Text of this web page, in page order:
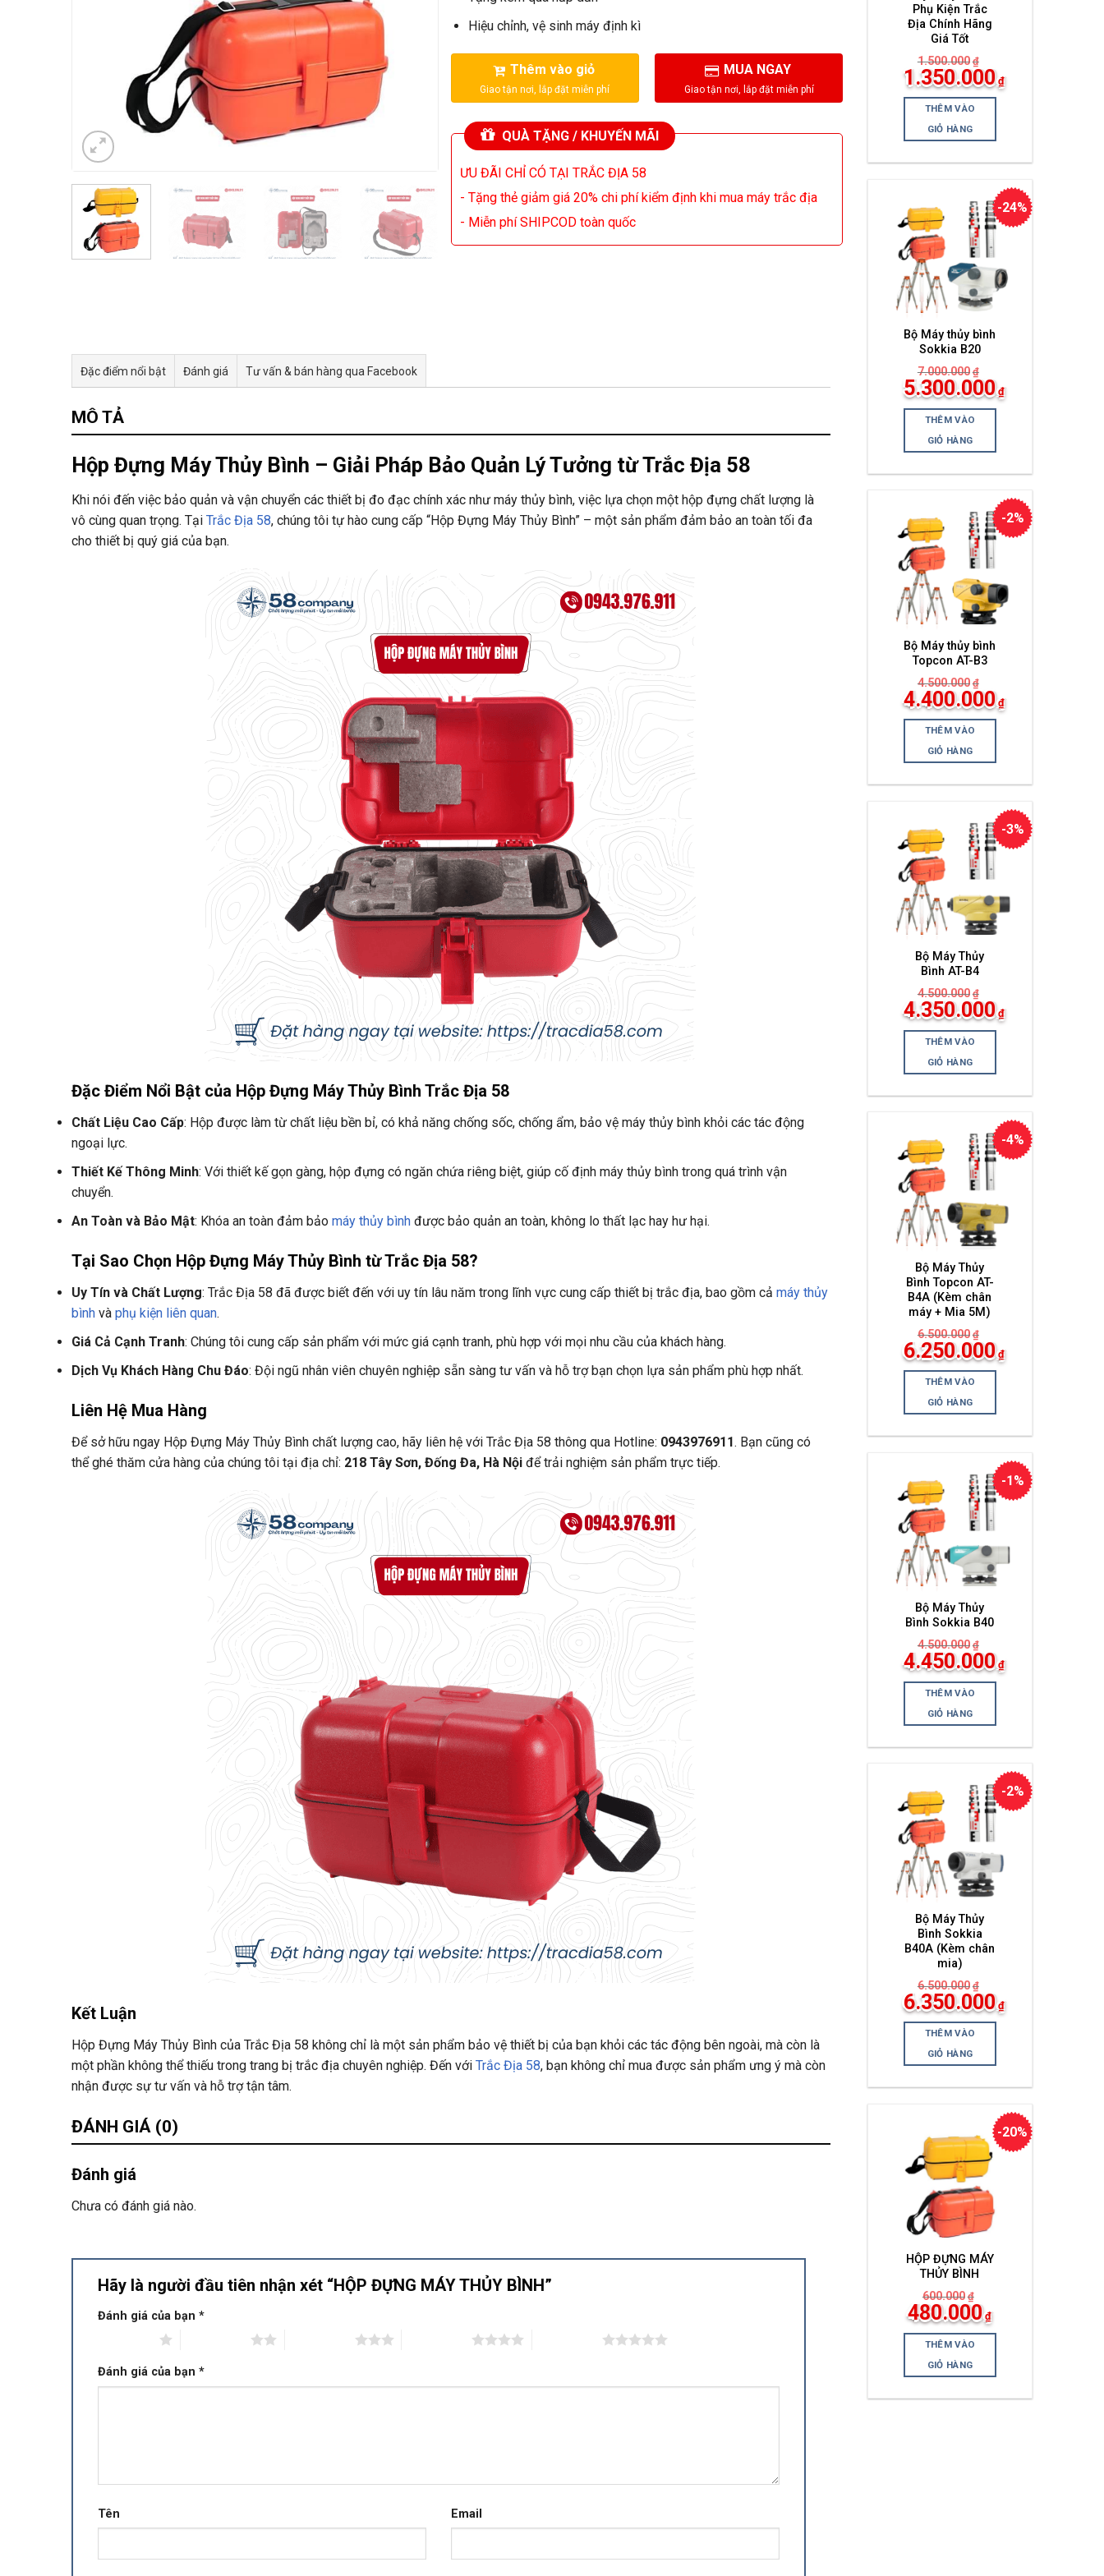
Phụ Kiện Trắc
Địa Chính Hãng
Giá Tốt
1.500.000 ₫
Giá
gốc
là:
1.500.000₫.
1.350.000 ₫
Giá
hiện
tại
là:
1.350.000₫.
THÊM VÀO
GIỎ HÀNG
-24%
Bộ Máy thủy bình
Sokkia B20
7.000.000 ₫
Giá
gốc
là:
7.000.000₫.
5.300.000 ₫
Giá
hiện
tại
là:
5.300.000₫.
THÊM VÀO
GIỎ HÀNG
-2%
Bộ Máy thủy bình
Topcon AT-B3
4.500.000 ₫
Giá
gốc
là:
4.500.000₫.
4.400.000 ₫
Giá
hiện
tại
là:
4.400.000₫.
THÊM VÀO
GIỎ HÀNG
-3%
Bộ Máy Thủy
Bình AT-B4
4.500.000 ₫
Giá
gốc
là:
4.500.000₫.
4.350.000 ₫
Giá
hiện
tại
là:
4.350.000₫.
THÊM VÀO
GIỎ HÀNG
-4%
Bộ Máy Thủy
Bình Topcon AT-
B4A (Kèm chân
máy + Mia 5M)
6.500.000 ₫
Giá
gốc
là:
6.500.000₫.
6.250.000 ₫
Giá
hiện
tại
là:
6.250.000₫.
THÊM VÀO
GIỎ HÀNG
-1%
Bộ Máy Thủy
Bình Sokkia B40
4.500.000 ₫
Giá
gốc
là:
4.500.000₫.
4.450.000 ₫
Giá
hiện
tại
là:
4.450.000₫.
THÊM VÀO
GIỎ HÀNG
-2%
Bộ Máy Thủy
Bình Sokkia
B40A (Kèm chân
mia)
6.500.000 ₫
Giá
gốc
là:
6.500.000₫.
6.350.000 ₫
Giá
hiện
tại
là:
6.350.000₫.
THÊM VÀO
GIỎ HÀNG
-20%
HỘP ĐỰNG MÁY
THỦY BÌNH
600.000 ₫
Giá
gốc
là:
600.000₫.
480.000 ₫hiện
tại
THÊM VÀO
GIỎ HÀNG
Hiệu chỉnh, vệ sinh máy định kì
Thêm vào giỏ MUA NGAY
QUÀ TẶNG / KHUYẾN MÃI
ƯU ĐÃI CHỈ CÓ TẠI TRẮC ĐỊA 58
- Tặng thẻ giảm giá 20% chi phí kiểm định khi mua máy trắc địa
- Miễn phí SHIPCOD toàn quốc
Đặc điểm nổi bật Đánh giá Tư vấn & bán hàng qua Facebook
MÔ TẢ
Hộp Đựng Máy Thủy Bình – Giải Pháp Bảo Quản Lý Tưởng từ Trắc Địa 58
Khi nói đến việc bảo quản và vận chuyển các thiết bị đo đạc chính xác như máy thủy bình, việc lựa chọn một hộp đựng chất lượng là
vô cùng quan trọng. Tại Trắc Địa 58, chúng tôi tự hào cung cấp “Hộp Đựng Máy Thủy Bình” – một sản phẩm đảm bảo an toàn tối đa
cho thiết bị quý giá của bạn.
Đặc Điểm Nổi Bật của Hộp Đựng Máy Thủy Bình Trắc Địa 58
Chất Liệu Cao Cấp: Hộp được làm từ chất liệu bền bỉ, có khả năng chống sốc, chống ẩm, bảo vệ máy thủy bình khỏi các tác động
ngoại lực.
Thiết Kế Thông Minh: Với thiết kế gọn gàng, hộp đựng có ngăn chứa riêng biệt, giúp cố định máy thủy bình trong quá trình vận
chuyển.
An Toàn và Bảo Mật: Khóa an toàn đảm bảo máy thủy bình được bảo quản an toàn, không lo thất lạc hay hư hại.
Tại Sao Chọn Hộp Đựng Máy Thủy Bình từ Trắc Địa 58?
Uy Tín và Chất Lượng: Trắc Địa 58 đã được biết đến với uy tín lâu năm trong lĩnh vực cung cấp thiết bị trắc địa, bao gồm cả máy thủy
bình và phụ kiện liên quan.
Giá Cả Cạnh Tranh: Chúng tôi cung cấp sản phẩm với mức giá cạnh tranh, phù hợp với mọi nhu cầu của khách hàng.
Dịch Vụ Khách Hàng Chu Đáo: Đội ngũ nhân viên chuyên nghiệp sẵn sàng tư vấn và hỗ trợ bạn chọn lựa sản phẩm phù hợp nhất.
Liên Hệ Mua Hàng
Để sở hữu ngay Hộp Đựng Máy Thủy Bình chất lượng cao, hãy liên hệ với Trắc Địa 58 thông qua Hotline: 0943976911. Bạn cũng có
thể ghé thăm cửa hàng của chúng tôi tại địa chỉ: 218 Tây Sơn, Đống Đa, Hà Nội để trải nghiệm sản phẩm trực tiếp.
Kết Luận
Hộp Đựng Máy Thủy Bình của Trắc Địa 58 không chỉ là một sản phẩm bảo vệ thiết bị của bạn khỏi các tác động bên ngoài, mà còn là
một phần không thể thiếu trong trang bị trắc địa chuyên nghiệp. Đến với Trắc Địa 58, bạn không chỉ mua được sản phẩm ưng ý mà còn
nhận được sự tư vấn và hỗ trợ tận tâm.
ĐÁNH GIÁ (0)
Đánh giá
Chưa có đánh giá nào.
Hãy là người đầu tiên nhận xét “HỘP ĐỰNG MÁY THỦY BÌNH”
Đánh giá của bạn *
Đánh giá của bạn *
Tên Email